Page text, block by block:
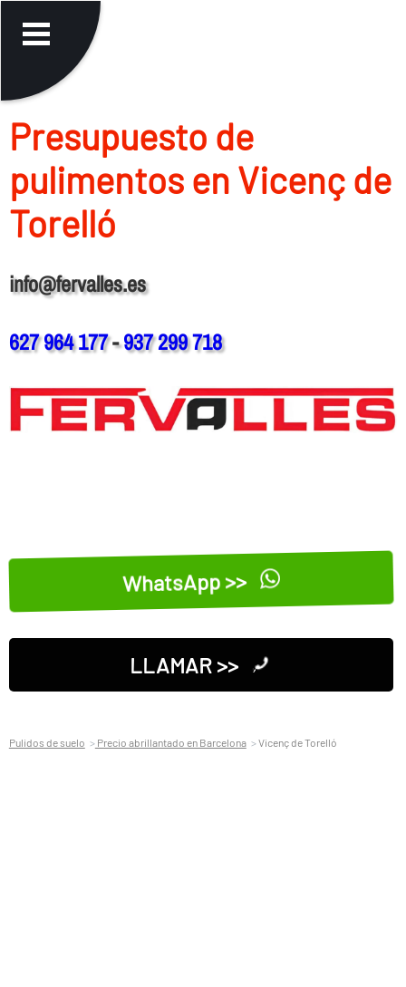
Presupuesto de
pulimentos en Vicenç de
Torelló
info@fervalles.es
627 964 177-937 299 718
WhatsApp >>
LLAMAR >>
Pulidos de suelo Precio abrillantado en Barcelona Vicenç de Torelló